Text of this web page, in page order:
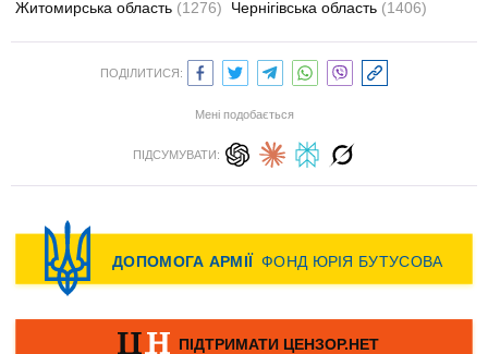
Житомирська область (1276) Чернігівська область (1406)
ПОДІЛИТИСЯ:
Мені подобається
ПІДСУМУВАТИ: